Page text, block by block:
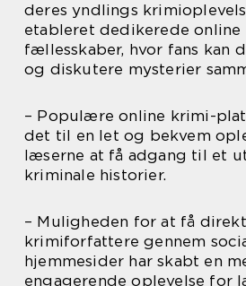
deres yndlings
etableret dedikerede online
fællesskaber, hvor fans kan
og diskutere mysterier
– Populære online krimi-
det til en let og bekvem
læserne at få adgang til et
kriminale historier.
– Muligheden for at få
krimiforfattere gennem
hjemmesider har skabt en
engagerende oplevelse for